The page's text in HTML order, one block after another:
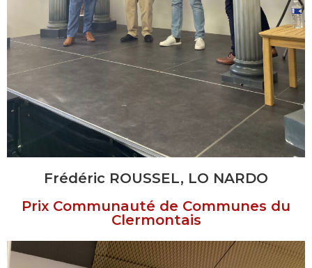
Frédéric ROUSSEL, LO NARDO
Prix Communauté de Communes du
Clermontais